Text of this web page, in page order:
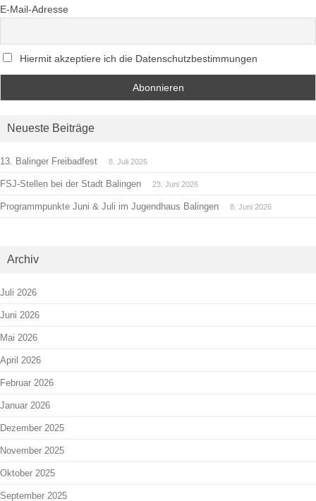
E-Mail-Adresse
Hiermit akzeptiere ich die Datenschutzbestimmungen
Neueste Beiträge
13. Balinger Freibadfest 8. Juli 2026
FSJ-Stellen bei der Stadt Balingen 23. Juni 2026
Programmpunkte Juni & Juli im Jugendhaus Balingen 8. Juni 2026
Archiv
Juli 2026
Juni 2026
Mai 2026
April 2026
Februar 2026
Januar 2026
Dezember 2025
November 2025
Oktober 2025
September 2025